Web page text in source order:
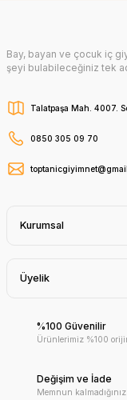
Bay, bayan ve çocuk iç
şeyi bulabileceğiniz tek
Talatpaşa Mah. 4007.
0850 305 09 70
Kurumsal
Üyelik
%100 Güvenilir
Ürünlerimiz %100
Değişim ve İade
Memnun